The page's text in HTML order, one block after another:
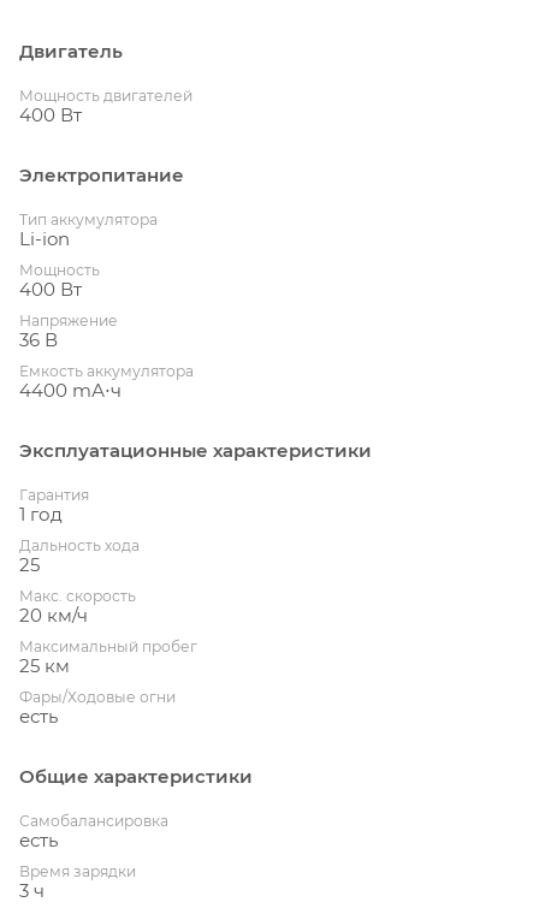
Двигатель
Мощность двигателей
400 Вт
Электропитание
Тип аккумулятора
Li-ion
Мощность
400 Вт
Напряжение
36 В
Емкость аккумулятора
4400 mА⋅ч
Эксплуатационные характеристики
Гарантия
1 год
Дальность хода
25
Макс. скорость
20 км/ч
Максимальный пробег
25 км
Фары/Ходовые огни
есть
Общие характеристики
Cамобалансировка
есть
Время зарядки
3 ч